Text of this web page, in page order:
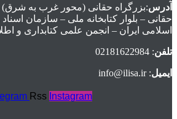
آدرس:بزرگراه حقانی (محور غرب به شرق)
حقانی – بلوار كتابخانه ملی – سازمان
اسلامی ايران – انجمن علمی کتابداری و
تلفن: 02181622984
ایمیل: info@ilisa.ir
Rss Instagram